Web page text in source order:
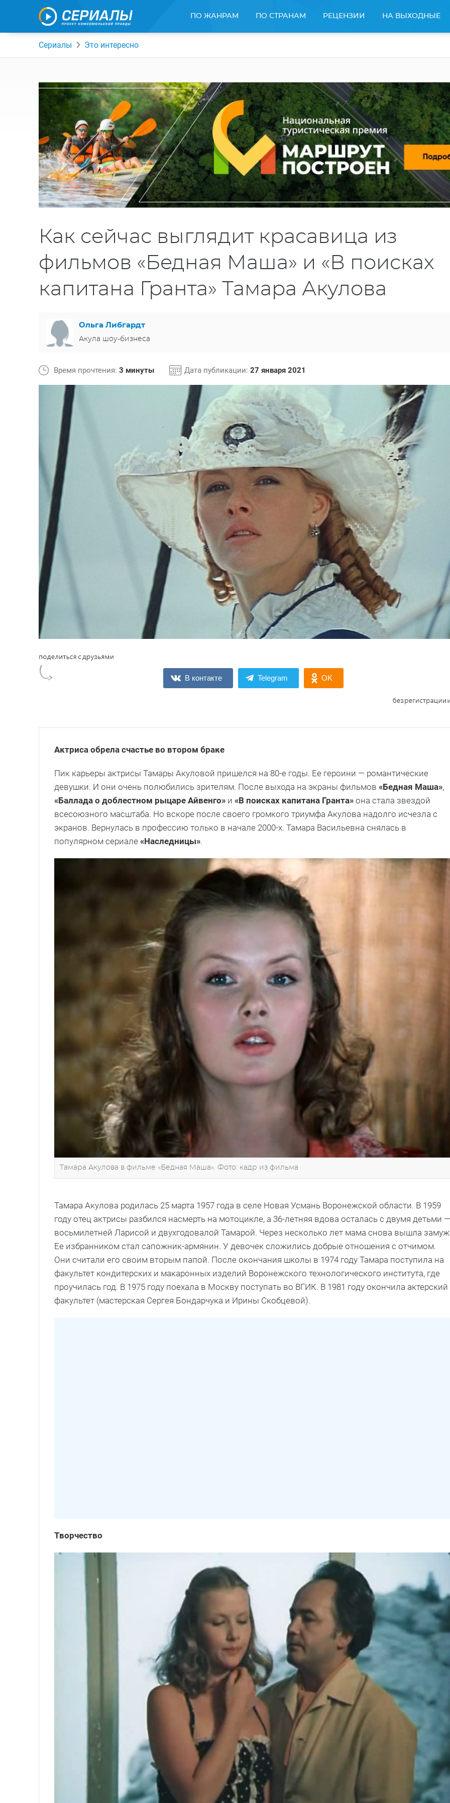
ПО ЖАНРАМ ПО СТРАНАМ РЕЦЕНЗИИ НА ВЫХОДНЫЕ
Сериалы Это интересно
Как сейчас выглядит красавица из
фильмов «Бедная Маша» и «В поисках
капитана Гранта» Тамара Акулова
Ольга Либгардт
Акула шоу-бизнеса
Время прочтения: 3 минуты Дата публикации: 27 января 2021
В контакте Telegram OK
Актриса обрела счастье во втором браке
Пик карьеры актрисы Тамары Акуловой пришелся на 80-е годы. Ее героини — романтические
девушки. И они очень полюбились зрителям. После выхода на экраны фильмов «Бедная Маша»,
«Баллада о доблестном рыцаре Айвенго» и «В поисках капитана Гранта» она стала звездой
всесоюзного масштаба. Но вскоре после своего громкого триумфа Акулова надолго исчезла с
экранов. Вернулась в профессию только в начале 2000-х. Тамара Васильевна снялась в
популярном сериале «Наследницы».
Тамара Акулова в фильме «Бедная Маша». Фото: кадр из фильма
Тамара Акулова родилась 25 марта 1957 года в селе Новая Усмань Воронежской области. В 1959
году отец актрисы разбился насмерть на мотоцикле, а 36-летняя вдова осталась с двумя детьми —
восьмилетней Ларисой и двухгодовалой Тамарой. Через несколько лет мама снова вышла
Ее избранником стал сапожник-армянин. У девочек сложились добрые отношения с отчимом.
Они считали его своим вторым папой. После окончания школы в 1974 году Тамара поступила на
факультет кондитерских и макаронных изделий Воронежского технологического института, где
проучилась год. В 1975 году поехала в Москву поступать во ВГИК. В 1981 году окончила актерский
факультет (мастерская Сергея Бондарчука и Ирины Скобцевой).
Творчество